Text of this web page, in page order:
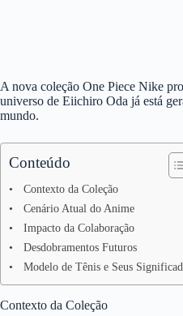
A nova coleção One Piece Nike
universo de Eiichiro Oda já está
mundo.
Conteúdo
Contexto da Coleção
Cenário Atual do Anime
Impacto da Colaboração
Desdobramentos Futuros
Modelo de Tênis e Seus
Contexto da Coleção